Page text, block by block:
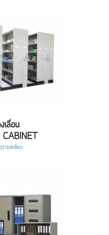
เลื่อน
CABINET
รายละเอียด